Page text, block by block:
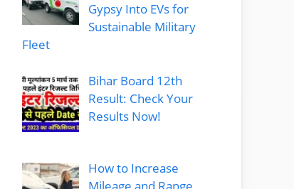
Gypsy Into EVs for
Sustainable Military
Fleet
Bihar Board 12th
Result: Check Your
Results Now!
How to Increase
Mileage and Range